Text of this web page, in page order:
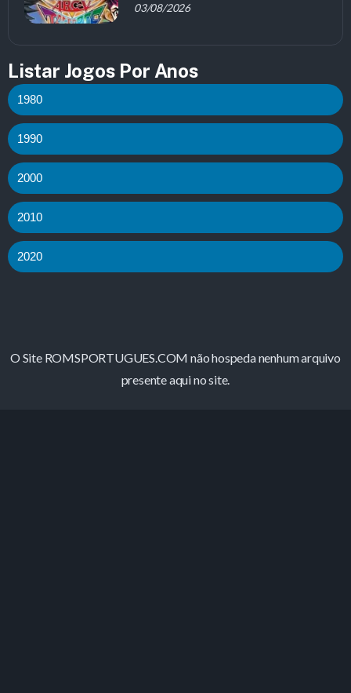
03/08/2026
Listar Jogos Por Anos
1980
1990
2000
2010
2020
O Site ROMSPORTUGUES.COM não hospeda nenhum arquivo
presente aqui no site.